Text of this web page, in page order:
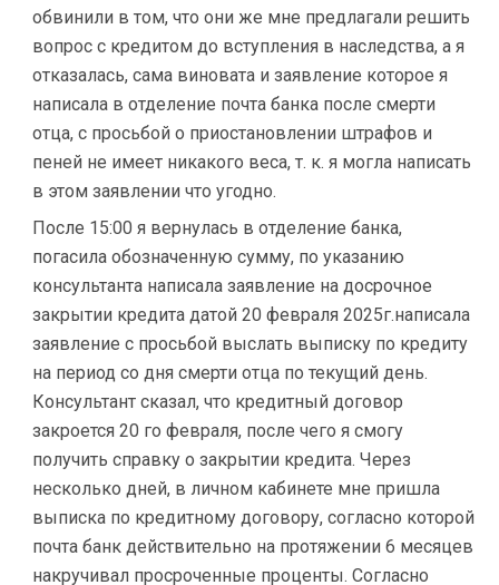
обвинили в том, что они же мне предлагали решить
вопрос с кредитом до вступления в наследства, а я
отказалась, сама виновата и заявление которое я
написала в отделение почта банка после смерти
отца, с просьбой о приостановлении штрафов и
пеней не имеет никакого веса, т. к. я могла написать
в этом заявлении что угодно.
После 15:00 я вернулась в отделение банка,
погасила обозначенную сумму, по указанию
консультанта написала заявление на досрочное
закрытии кредита датой 20 февраля 2025г.написала
заявление с просьбой выслать выписку по кредиту
на период со дня смерти отца по текущий день.
Консультант сказал, что кредитный договор
закроется 20 го февраля, после чего я смогу
получить справку о закрытии кредита. Через
несколько дней, в личном кабинете мне пришла
выписка по кредитному договору, согласно которой
почта банк действительно на протяжении 6 месяцев
накручивал просроченные проценты. Согласно